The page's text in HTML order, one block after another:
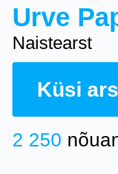
Urve
Naistearst
Küsi
2 250